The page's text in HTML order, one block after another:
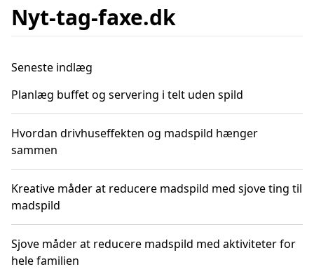
Nyt-tag-faxe.dk
Seneste indlæg
Planlæg buffet og servering i telt uden spild
Hvordan drivhuseffekten og madspild hænger
sammen
Kreative måder at reducere madspild med sjove ting til
madspild
Sjove måder at reducere madspild med aktiviteter for
hele familien